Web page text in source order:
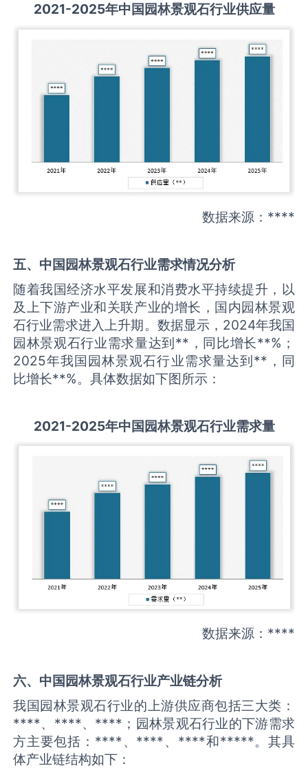
2021-2025年中国园林景观石行业供应量
数据来源：****
五、中国园林景观石行业需求情况分析
随着我国经济水平发展和消费水平持续提升，以
及上下游产业和关联产业的增长，国内园林景观
石行业需求进入上升期。数据显示，2024年我国
园林景观石行业需求量达到**，同比增长**%；
2025年我国园林景观石行业需求量达到**，同
比增长**%。具体数据如下图所示：
2021-2025年中国园林景观石行业需求量
数据来源：****
六、中国园林景观石行业产业链分析
我国园林景观石行业的上游供应商包括三大类：
****、****、****；园林景观石行业的下游需求
方主要包括：****、****、****和*****。其具
体产业链结构如下：